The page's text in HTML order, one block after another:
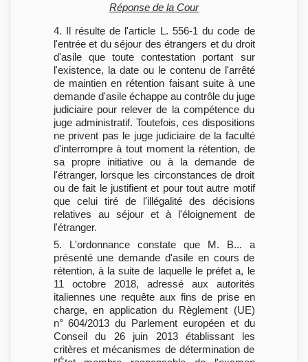
Réponse de la Cour
4. Il résulte de l'article L. 556-1 du code de
l'entrée et du séjour des étrangers et du droit
d'asile que toute contestation portant sur
l'existence, la date ou le contenu de l'arrêté
de maintien en rétention faisant suite à une
demande d'asile échappe au contrôle du juge
judiciaire pour relever de la compétence du
juge administratif. Toutefois, ces dispositions
ne privent pas le juge judiciaire de la faculté
d'interrompre à tout moment la rétention, de
sa propre initiative ou à la demande de
l'étranger, lorsque les circonstances de droit
ou de fait le justifient et pour tout autre motif
que celui tiré de l'illégalité des décisions
relatives au séjour et à l'éloignement de
l'étranger.
5. L'ordonnance constate que M. B... a
présenté une demande d'asile en cours de
rétention, à la suite de laquelle le préfet a, le
11 octobre 2018, adressé aux autorités
italiennes une requête aux fins de prise en
charge, en application du Règlement (UE)
n° 604/2013 du Parlement européen et du
Conseil du 26 juin 2013 établissant les
critères et mécanismes de détermination de